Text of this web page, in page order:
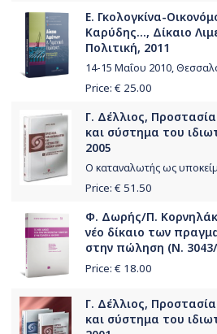
Ε. Γκολογκίνα-
Καρύδης..., Δίκαιο
Πολιτική, 2011
14-15 Μαΐου 2010,
Price: € 25.00
Γ. Δέλλιος,
και σύστημα του
2005
Ο καταναλωτής ως
Price: € 51.50
Φ. Δωρής/Π.
νέο δίκαιο των
στην πώληση (Ν. 3043/
Price: € 18.00
Γ. Δέλλιος,
και σύστημα του